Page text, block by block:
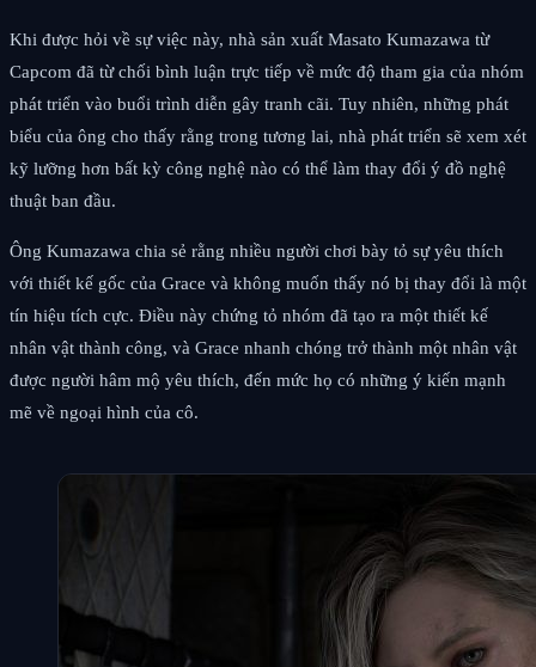
Khi được hỏi về sự việc này, nhà sản xuất Masato Kumazawa từ
Capcom đã từ chối bình luận trực tiếp về mức độ tham gia của nhóm
phát triển vào buổi trình diễn gây tranh cãi. Tuy nhiên, những phát
biểu của ông cho thấy rằng trong tương lai, nhà phát triển sẽ xem xét
kỹ lưỡng hơn bất kỳ công nghệ nào có thể làm thay đổi ý đồ nghệ
thuật ban đầu.
Ông Kumazawa chia sẻ rằng nhiều người chơi bày tỏ sự yêu thích
với thiết kế gốc của Grace và không muốn thấy nó bị thay đổi là một
tín hiệu tích cực. Điều này chứng tỏ nhóm đã tạo ra một thiết kế
nhân vật thành công, và Grace nhanh chóng trở thành một nhân vật
được người hâm mộ yêu thích, đến mức họ có những ý kiến mạnh
mẽ về ngoại hình của cô.